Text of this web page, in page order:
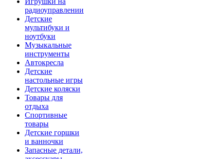
радиоуправлении
Детские
мультибуки и
ноутбуки
Музыкальные
инструменты
Автокресла
Детские
настольные игры
Детские коляски
Товары для
отдыха
Спортивные
товары
Детские горшки
и ванночки
Запасные детали,